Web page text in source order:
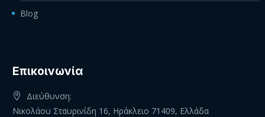
Blog
Eπικοινωνία
Διεύθυνση:
Νικολάου Σταυρινίδη 16, Ηράκλειο 71409, Ελλάδα